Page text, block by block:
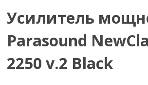
Усилитель
Parasound
2250 v.2 Black